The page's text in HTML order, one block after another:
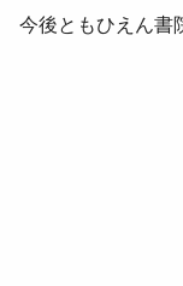
今後ともひえん書